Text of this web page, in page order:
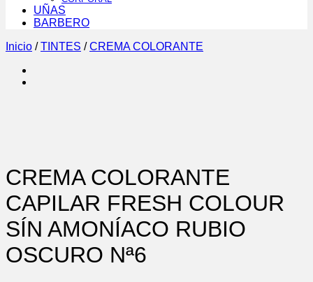
UÑAS
BARBERO
Inicio / TINTES / CREMA COLORANTE
CREMA COLORANTE
CAPILAR FRESH COLOUR
SÍN AMONÍACO RUBIO
OSCURO Nª6